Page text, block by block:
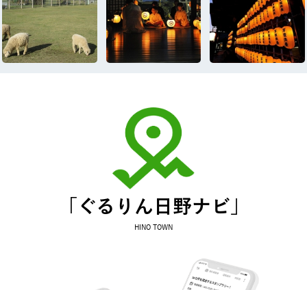
「ぐるりん日野ナビ」
HINO TOWN